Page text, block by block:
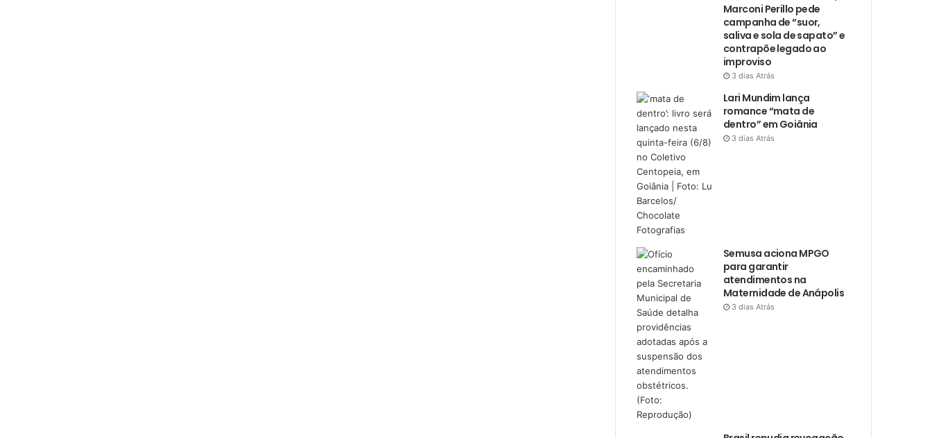
Marconi Perillo pede
campanha de “suor,
saliva e sola de sapato” e
contrapõe legado ao
improviso
3 dias Atrás
Lari Mundim lança
romance “mata de
dentro” em Goiânia
3 dias Atrás
Semusa aciona MPGO
para garantir
atendimentos na
Maternidade de Anápolis
3 dias Atrás